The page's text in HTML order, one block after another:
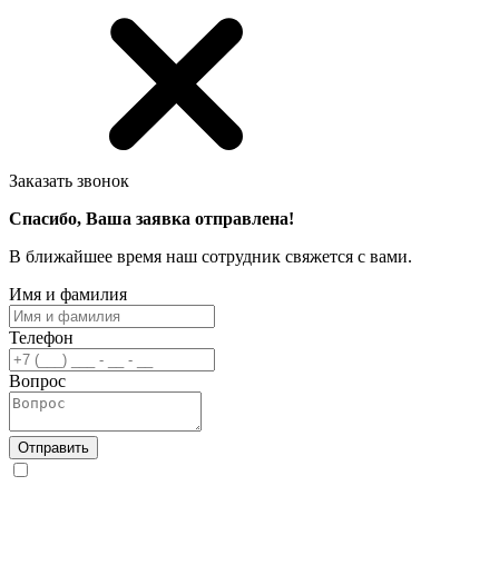
Заказать звонок
Спасибо, Ваша заявка отправлена!
В ближайшее время наш сотрудник свяжется с вами.
Имя и фамилия
Телефон
Вопрос
Отправить